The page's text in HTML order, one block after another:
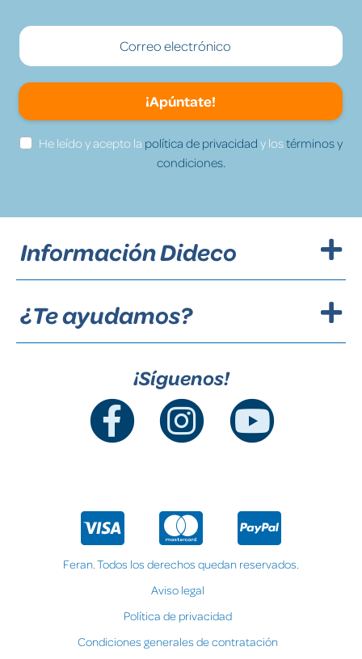
¡Apúntate!
He leído y acepto la política de privacidad y lostérminos y
condiciones.
Información Dideco
¿Te ayudamos?
¡Síguenos!
Feran. Todos los derechos quedan reservados.
Aviso legal
Política de privacidad
Condiciones generales de contratación